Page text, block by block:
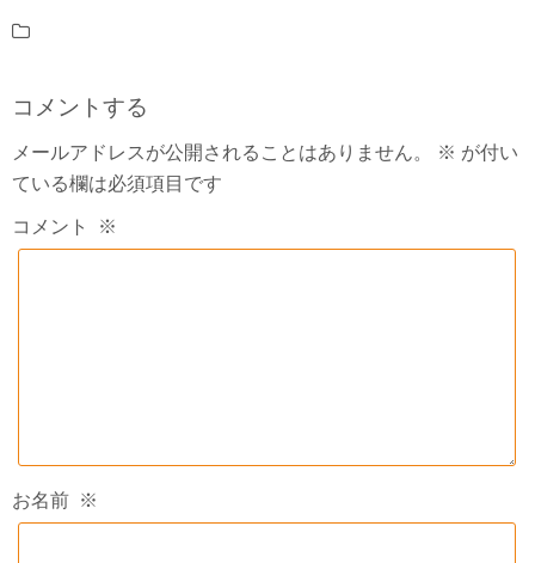
コメントする
メールアドレスが公開されることはありません。 ※ が付い
ている欄は必須項目です
コメント ※
お名前 ※